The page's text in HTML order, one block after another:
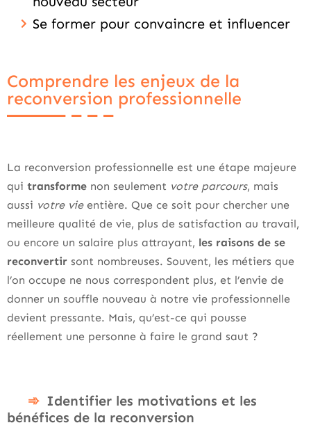
Se former pour convaincre et influencer
Comprendre les enjeux de la
reconversion professionnelle
La reconversion professionnelle est une étape majeure
qui transforme non seulement votre parcours, mais
aussi votre vieentière. Que ce soit pour chercher une
meilleure qualité de vie, plus de satisfaction au travail,
ou encore un salaire plus attrayant, les raisons de se
reconvertir sont nombreuses. Souvent, les métiers que
l’on occupe ne nous correspondent plus, et l’envie de
donner un souffle nouveau à notre vie professionnelle
devient pressante. Mais, qu’est-ce qui pousse
réellement une personne à faire le grand saut ?
Identifier les motivations et les
bénéfices de la reconversion